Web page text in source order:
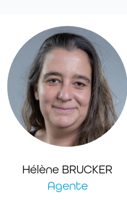
Hélène BRUCKER
Agente